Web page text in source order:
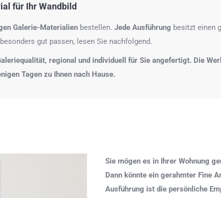
für Ihr Wandbild
Galerie-Materialien bestellen. Jede Ausführung besitzt einen
gut passen, lesen Sie nachfolgend.
regional und individuell für Sie angefertigt. Die
Tagen zu Ihnen nach Hause.
Sie mögen es in Ihrer Wohnung
Dann könnte ein gerahmter Fine
Ausführung ist die persönliche